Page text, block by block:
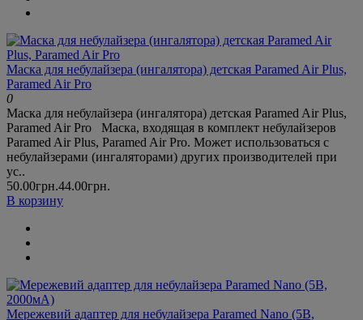
Маска для небулайзера (ингалятора) детская Paramed Air Plus,
Paramed Air Pro
0
Маска для небулайзера (ингалятора) детская Paramed Air Plus,
Paramed Air Pro Маска, входящая в комплект небулайзеров
Paramed Air Plus, Paramed Air Pro. Может использоваться с
небулайзерами (ингаляторами) других производителей при
ус..
50.00грн.44.00грн.
В корзину
Мережевий адаптер для небулайзера Paramed Nano (5В,